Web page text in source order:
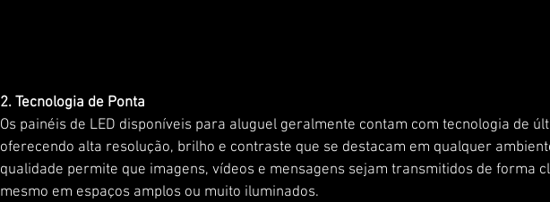
2. Tecnologia de Ponta
Os painéis de LED disponíveis para aluguel geralmente contam com tecnologia de
oferecendo alta resolução, brilho e contraste que se destacam em qualquer
qualidade permite que imagens, vídeos e mensagens sejam transmitidos de forma
mesmo em espaços amplos ou muito iluminados.